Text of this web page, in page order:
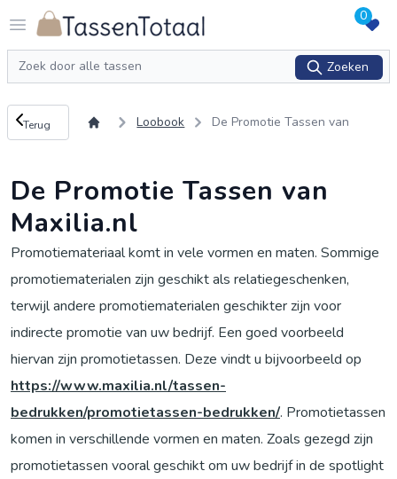
Open menu
Logo Tassentotaal.nl 0
Zoeken
Zoeken
Terug naar overzicht
Terug Loobook
De Promotie Tassen van
De Promotie Tassen van
Maxilia.nl
Promotiemateriaal komt in vele vormen en maten. Sommige
promotiematerialen zijn geschikt als relatiegeschenken,
terwijl andere promotiematerialen geschikter zijn voor
indirecte promotie van uw bedrijf. Een goed voorbeeld
hiervan zijn promotietassen. Deze vindt u bijvoorbeeld op
https://www.maxilia.nl/tassen-
bedrukken/promotietassen-bedrukken/. Promotietassen
komen in verschillende vormen en maten. Zoals gezegd zijn
promotietassen vooral geschikt om uw bedrijf in de spotlight